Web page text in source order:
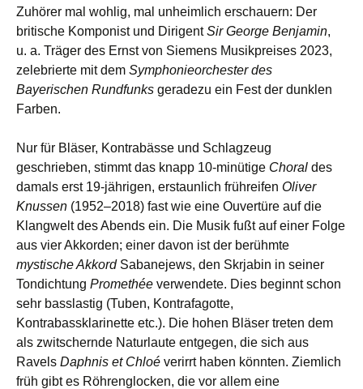
Zuhörer mal wohlig, mal unheimlich erschauern: Der
britische Komponist und DirigentSir George Benjamin,
u. a. Träger des Ernst von Siemens Musikpreises 2023,
zelebrierte mit dem Symphonieorchester des
Bayerischen Rundfunks geradezu ein Fest der dunklen
Farben.
Nur für Bläser, Kontrabässe und Schlagzeug
geschrieben, stimmt das knapp 10-minütige Choral des
damals erst 19-jährigen, erstaunlich frühreifen Oliver
Knussen (1952–2018) fast wie eine Ouvertüre auf die
Klangwelt des Abends ein. Die Musik fußt auf einer Folge
aus vier Akkorden; einer davon ist der berühmte
mystische AkkordSabanejews, den Skrjabin in seiner
Tondichtung Promethée verwendete. Dies beginnt schon
sehr basslastig (Tuben, Kontrafagotte,
Kontrabassklarinette etc.). Die hohen Bläser treten dem
als zwitschernde Naturlaute entgegen, die sich aus
Ravels Daphnis et Chloé verirrt haben könnten. Ziemlich
früh gibt es Röhrenglocken, die vor allem eine